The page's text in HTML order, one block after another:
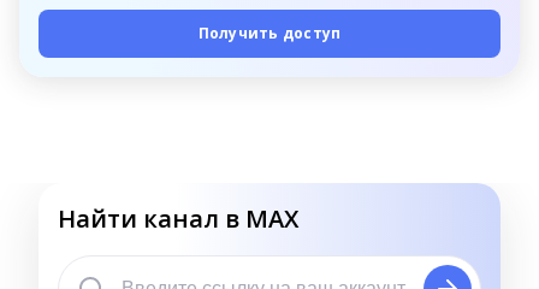
Получить доступ
Найти канал в MAX